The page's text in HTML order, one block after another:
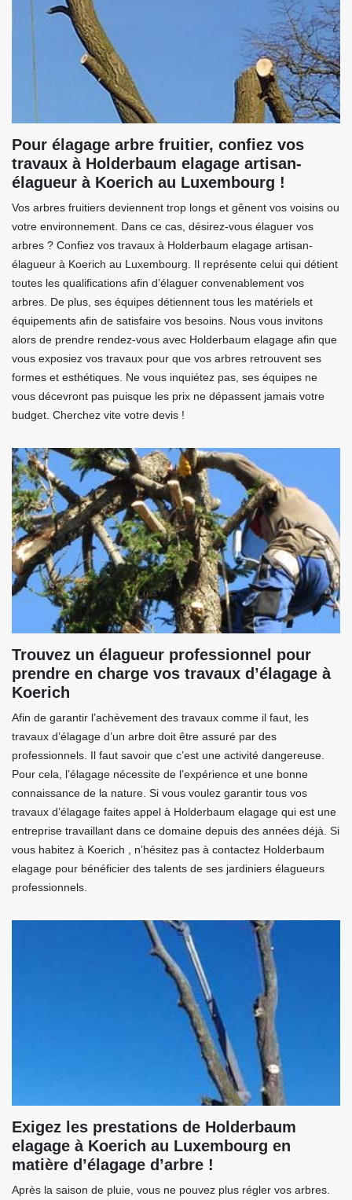
Pour élagage arbre fruitier, confiez vos
travaux à Holderbaum elagage artisan-
élagueur à Koerich au Luxembourg !
Vos arbres fruitiers deviennent trop longs et gênent vos voisins ou
votre environnement. Dans ce cas, désirez-vous élaguer vos
arbres ? Confiez vos travaux à Holderbaum elagage artisan-
élagueur à Koerich au Luxembourg. Il représente celui qui détient
toutes les qualifications afin d’élaguer convenablement vos
arbres. De plus, ses équipes détiennent tous les matériels et
équipements afin de satisfaire vos besoins. Nous vous invitons
alors de prendre rendez-vous avec Holderbaum elagage afin que
vous exposiez vos travaux pour que vos arbres retrouvent ses
formes et esthétiques. Ne vous inquiétez pas, ses équipes ne
vous décevront pas puisque les prix ne dépassent jamais votre
budget. Cherchez vite votre devis !
Trouvez un élagueur professionnel pour
prendre en charge vos travaux d’élagage à
Koerich
Afin de garantir l’achèvement des travaux comme il faut, les
travaux d’élagage d’un arbre doit être assuré par des
professionnels. Il faut savoir que c’est une activité dangereuse.
Pour cela, l’élagage nécessite de l’expérience et une bonne
connaissance de la nature. Si vous voulez garantir tous vos
travaux d’élagage faites appel à Holderbaum elagage qui est une
entreprise travaillant dans ce domaine depuis des années déjà. Si
vous habitez à Koerich , n’hésitez pas à contactez Holderbaum
elagage pour bénéficier des talents de ses jardiniers élagueurs
professionnels.
Exigez les prestations de Holderbaum
elagage à Koerich au Luxembourg en
matière d’élagage d’arbre !
Après la saison de pluie, vous ne pouvez plus régler vos arbres.